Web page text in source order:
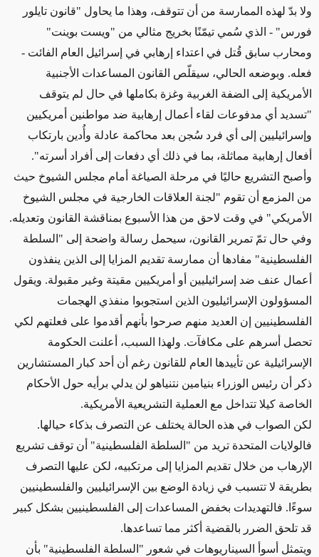
ولا بدّ لهذه الممارسة من أن تتوقف، وهذا ما يحاول "قانون تايلور
فورس" - الذي سُمي تيمّنًا بخريج مثالي من "ويست بوينت"
ومحارب سابق قُتل في اعتداء إرهابي في إسرائيل العام الفائت -
فعله. وبوضعه الحالي، سيقلّص القانون المساعدات الأجنبية
الأمريكية إلى الضفة الغربية وغزة بكاملها في حال لم يتوقف
"تسديد أي مدفوعات لقاء أعمال إرهابية ضد مواطنين أمريكيين
وإسرائيليين إلى أي فرد سُجن بعد محاكمة عادلة وأُدين بارتكاب
أفعال إرهابية مماثلة، بما في ذلك أي دفعات إلى أفراد أسرته".
وأصبح التشريع حاليًا في مرحلة الصياغة أمام مجلس الشيوخ حيث
من المزمع أن تقوم "لجنة العلاقات الخارجية في مجلس الشيوخ
الأمريكي" في وقت لاحق من هذا الأسبوع بمناقشة القانون وتعديله.
وفي حال تمّ تمرير القانون، سيحمل رسالة واضحة إلى "السلطة
الفلسطينية" مفادها أن ممارسة تقديم المزايا إلى الذين ينفذون
أعمال عنف ضد إسرائيليين أو أمريكيين مقيتة وغير مقبولة. ويقول
المسؤولون الإسرائيليون الذين استجوبوا منفذي الهجمات
الفلسطينيين إن العديد منهم صرحوا بأنهم أقدموا على فعلتهم لكي
تحصل أسرهم على مكافآت. ولهذا السبب، أعلنت الحكومة
الإسرائيلية عن تأييدها العام للقانون رغم أن أحد كبار المستشارين
ذكر أن رئيس الوزراء بنيامين نتنياهو لن يدلي برأيه حول الأحكام
الخاصة كيلا تتداخل مع العملية التشريعية الأمريكية.
لكن الصواب في هذه الحالة يختلف عن التصرف بذكاء حيالها.
فالولايات المتحدة تريد من "السلطة الفلسطينية" أن توقف تشريع
الإرهاب من خلال تقديم المزايا إلى مرتكبيه، لكن عليها التصرف
بطريقة لا تتسبب في زيادة الوضع بين الإسرائيليين والفلسطينيين
سوءًا. فالتهديدات بخفض المساعدات إلى الفلسطينيين بشكل كبير
قد تلحق الضرر بالقضية أكثر مما تساعدها.
ويتمثل أسوأ السيناريوهات في شعور "السلطة الفلسطينية" بأن